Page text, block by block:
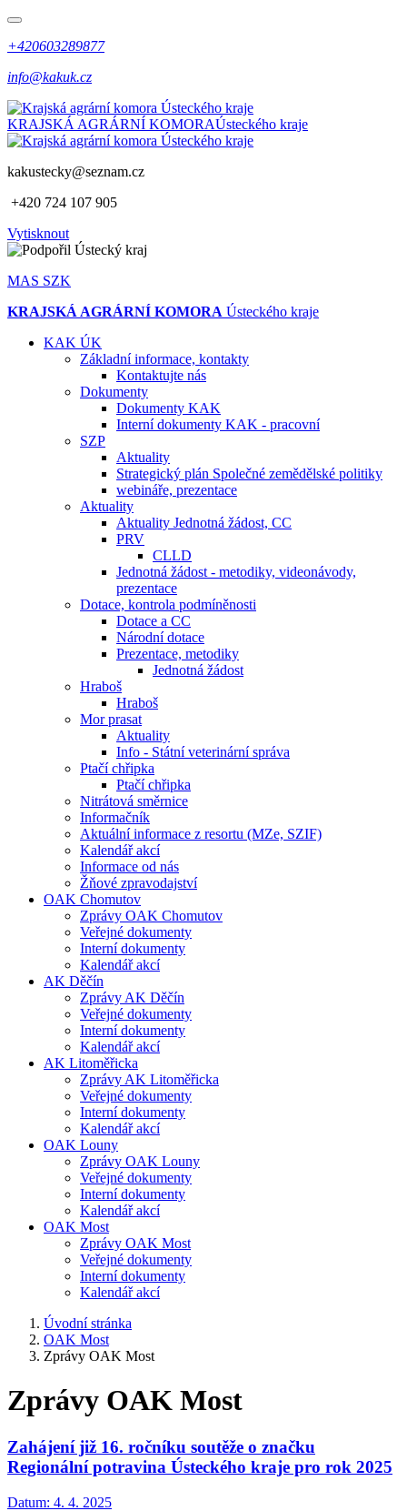
+420603289877
info@kakuk.cz
KRAJSKÁ AGRÁRNÍ KOMORAÚsteckého kraje
kakustecky@seznam.cz
+420 724 107 905
Vytisknout
MAS SZK
KRAJSKÁ AGRÁRNÍ KOMORA Ústeckého kraje
KAK ÚK
Základní informace, kontakty
Kontaktujte nás
Dokumenty
Dokumenty KAK
Interní dokumenty KAK - pracovní
SZP
Aktuality
Strategický plán Společné zemědělské politiky
webináře, prezentace
Aktuality
Aktuality Jednotná žádost, CC
PRV
CLLD
Jednotná žádost - metodiky, videonávody,
prezentace
Dotace, kontrola podmíněnosti
Dotace a CC
Národní dotace
Prezentace, metodiky
Jednotná žádost
Hraboš
Hraboš
Mor prasat
Aktuality
Info - Státní veterinární správa
Ptačí chřipka
Ptačí chřipka
Nitrátová směrnice
Informačník
Aktuální informace z resortu (MZe, SZIF)
Kalendář akcí
Informace od nás
Žňové zpravodajství
OAK Chomutov
Zprávy OAK Chomutov
Veřejné dokumenty
Interní dokumenty
Kalendář akcí
AK Děčín
Zprávy AK Děčín
Veřejné dokumenty
Interní dokumenty
Kalendář akcí
AK Litoměřicka
Zprávy AK Litoměřicka
Veřejné dokumenty
Interní dokumenty
Kalendář akcí
OAK Louny
Zprávy OAK Louny
Veřejné dokumenty
Interní dokumenty
Kalendář akcí
OAK Most
Zprávy OAK Most
Veřejné dokumenty
Interní dokumenty
Kalendář akcí
Úvodní stránka
OAK Most
Zprávy OAK Most
Zprávy OAK Most
Zahájení již 16. ročníku soutěže o značku
Regionální potravina Ústeckého kraje pro rok 2025
Datum: 4. 4. 2025